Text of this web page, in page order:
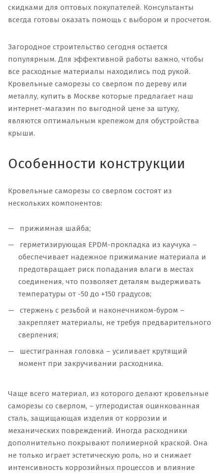
скидками для оптовых покупателей. Консультанты
всегда готовы оказать помощь с выбором и просчетом.
Загородное строительство сегодня остается
популярным. Для эффективной работы важно, чтобы
все расходные материалы находились под рукой.
Кровельные саморезы со сверлом по дереву или
металлу, купить в Москве которые предлагает наш
интернет-магазин по выгодной цене за штуку,
являются оптимальным крепежом для обустройства
крыши.
Особенности конструкции
Кровельные саморезы со сверлом состоят из
нескольких компонентов:
прижимная шайба;
герметизирующая EPDM-прокладка из каучука –
обеспечивает надежное прижимание материала и
предотвращает риск попадания влаги в местах
соединения, что позволяет деталям выдерживать
температуры от -50 до +150 градусов;
стержень с резьбой и наконечником-буром –
закрепляет материалы, не требуя предварительного
сверления;
шестигранная головка – усиливает крутящий
момент при закручивании расходника.
Чаще всего материал, из которого делают кровельные
саморезы со сверлом, – углеродистая оцинкованная
сталь, защищающая изделия от коррозии и
механических повреждений. Иногда расходники
дополнительно покрывают полимерной краской. Она
не только играет эстетическую роль, но и снижает
интенсивность коррозийных процессов и влияние